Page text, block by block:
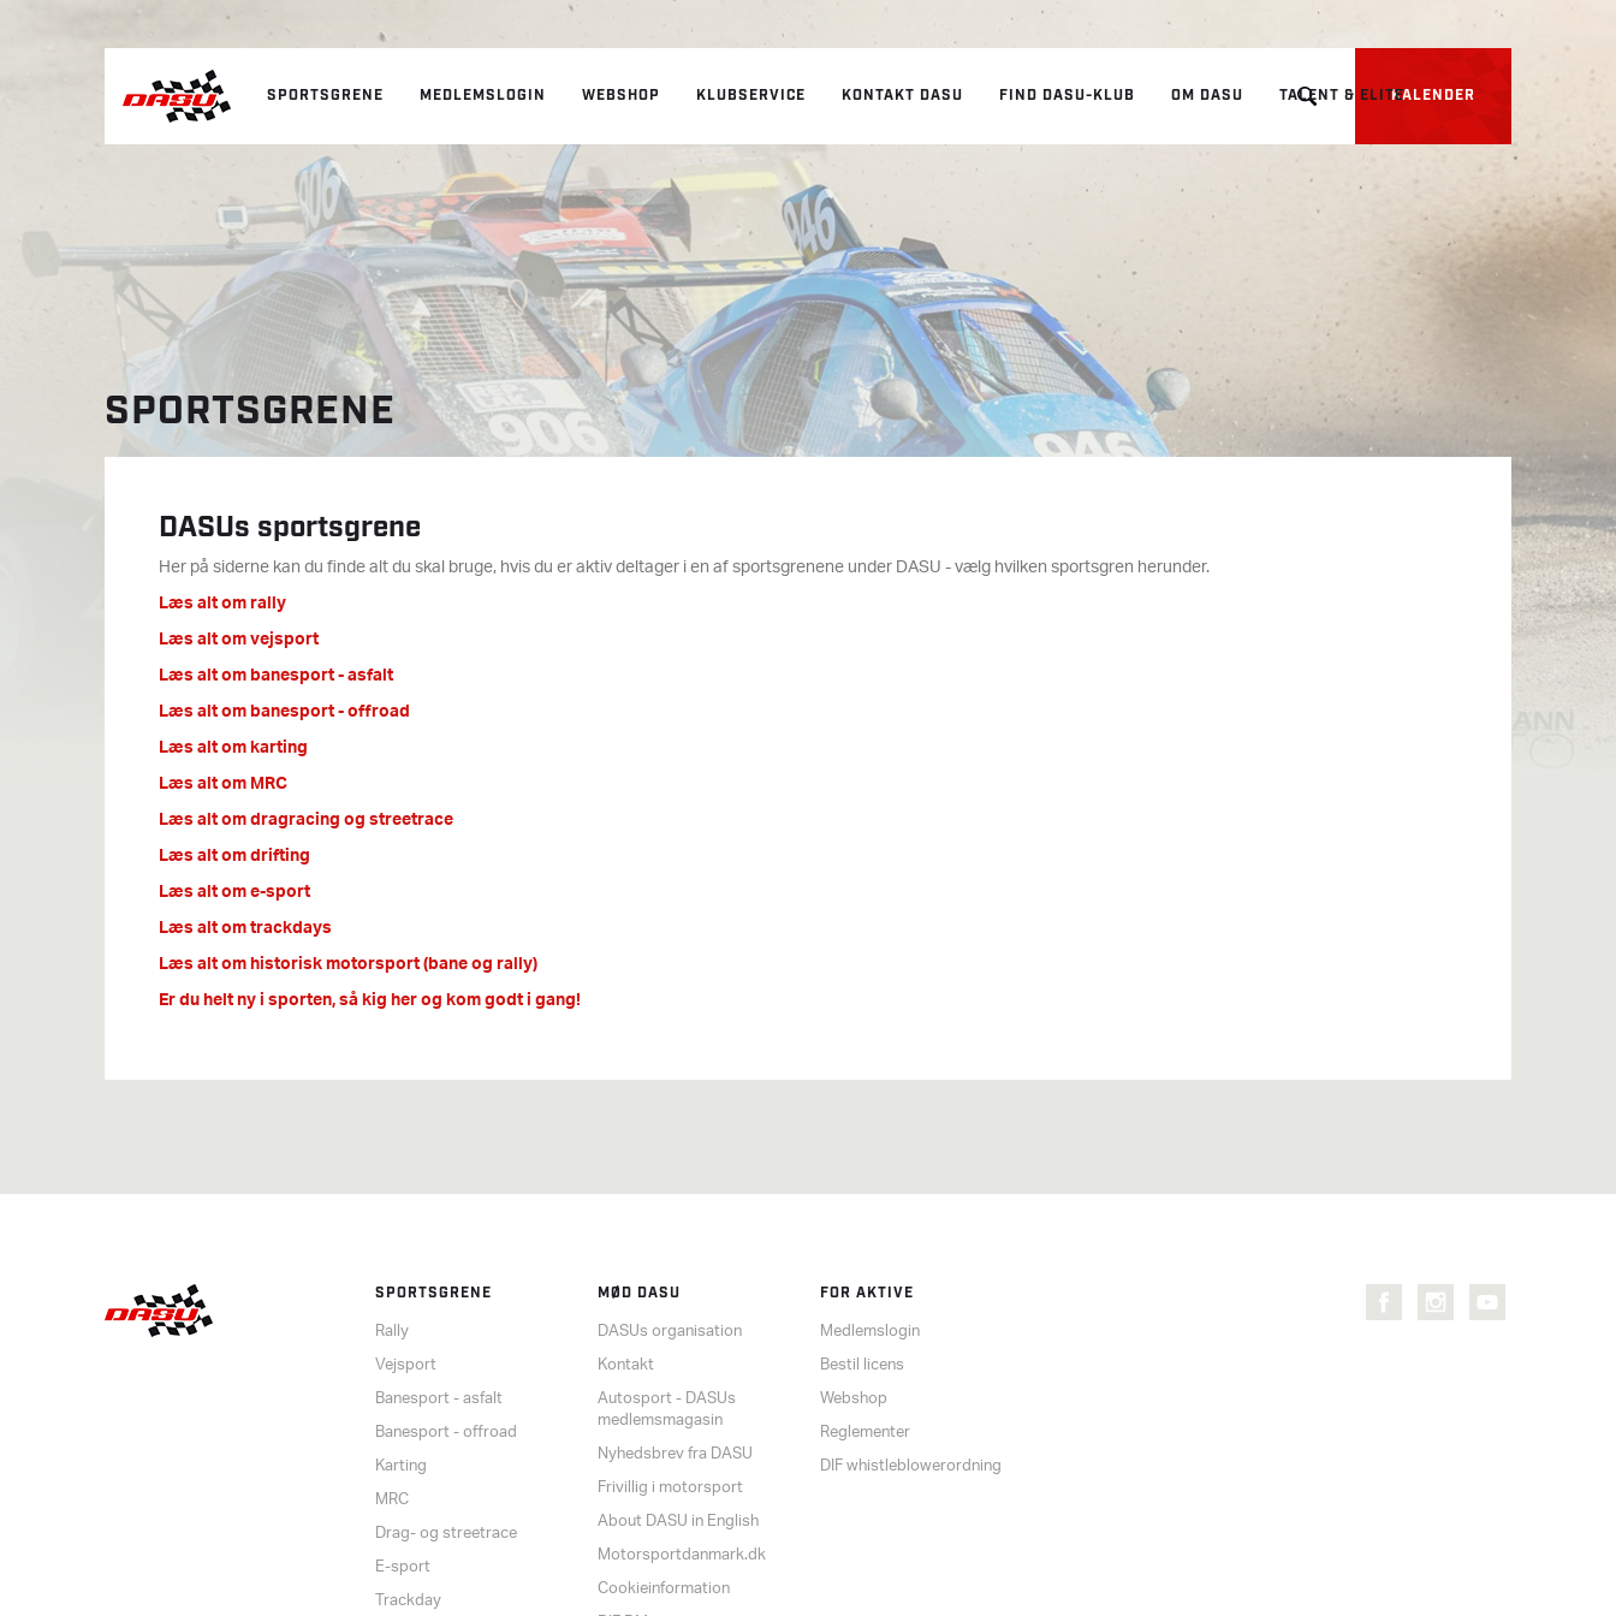
KALENDER
SPORTSGRENE MEDLEMSLOGIN WEBSHOP KLUBSERVICE KONTAKT DASU FIND DASU-KLUB OM DASU TALENT & ELITE
SPORTSGRENE
DASUs sportsgrene
Her på siderne kan du finde alt du skal bruge, hvis du er aktiv deltager i en af sportsgrenene under DASU - vælg hvilken sportsgren herunder.
Læs alt om rally
Læs alt om vejsport
Læs alt om banesport - asfalt
Læs alt om banesport - offroad
Læs alt om karting
Læs alt om MRC
Læs alt om dragracing og streetrace
Læs alt om drifting
Læs alt om e-sport
Læs alt om trackdays
Læs alt om historisk motorsport (bane og rally)
Er du helt ny i sporten, så kig her og kom godt i gang!
SPORTSGRENE
Rally
Vejsport
Banesport - asfalt
Banesport - offroad
Karting
MRC
Drag- og streetrace
E-sport
Trackday
MØD DASU
DASUs organisation
Kontakt
Autosport - DASUs
medlemsmagasin
Nyhedsbrev fra DASU
Frivillig i motorsport
About DASU in English
Motorsportdanmark.dk
Cookieinformation
FOR AKTIVE
Medlemslogin
Bestil licens
Webshop
Reglementer
DIF whistleblowerordning